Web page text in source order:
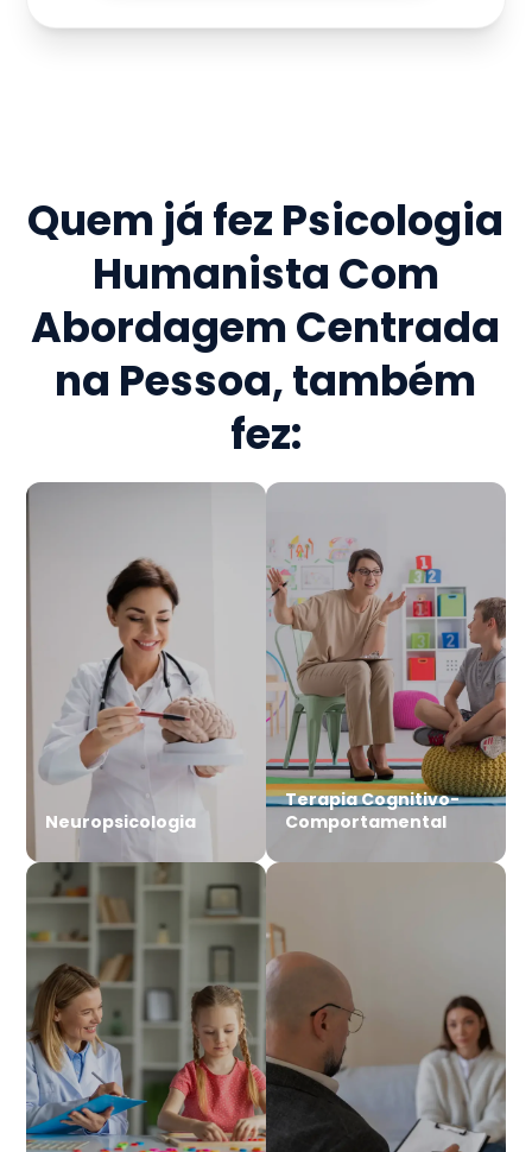
Quem já fez Psicologia
Humanista Com
Abordagem Centrada
na Pessoa, também
fez:
Neuropsicologia
Terapia Cognitivo-
Comportamental